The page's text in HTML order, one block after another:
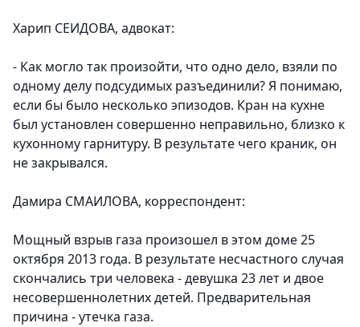
Харип СЕИДОВА, адвокат:
- Как могло так произойти, что одно дело, взяли по
одному делу подсудимых разъединили? Я понимаю,
если бы было несколько эпизодов. Кран на кухне
был установлен совершенно неправильно, близко к
кухонному гарнитуру. В результате чего краник, он
не закрывался.
Дамира СМАИЛОВА, корреспондент:
Мощный взрыв газа произошел в этом доме 25
октября 2013 года. В результате несчастного случая
скончались три человека - девушка 23 лет и двое
несовершеннолетних детей. Предварительная
причина - утечка газа.